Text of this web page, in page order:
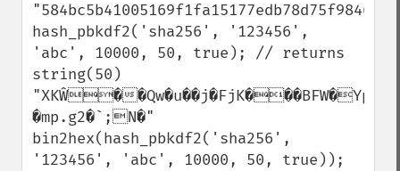
hash_pbkdf2('sha256', '123456',
'abc', 10000, 50, true); // returns
string(50)
"XKŴ��Qw�u��j�FjK���BFW�YpG
�mp.g2�`;N�"
bin2hex(hash_pbkdf2('sha256',
'123456', 'abc', 10000, 50, true));